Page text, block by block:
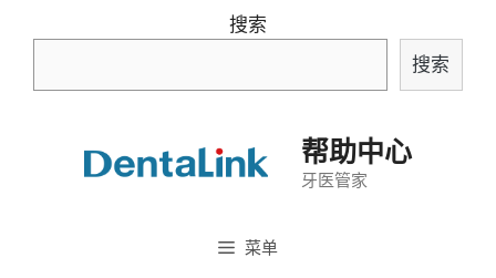
搜索
搜索
帮助中心
牙医管家
菜单